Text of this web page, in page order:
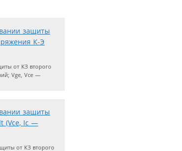
от КЗ второго
Vge, Vce —
от КЗ второго